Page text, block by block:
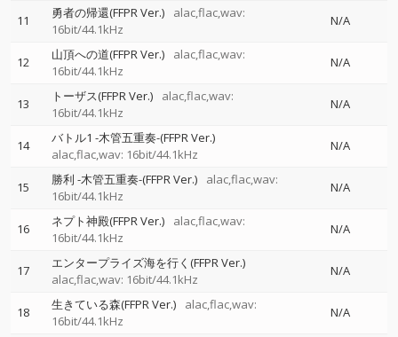
11 勇者の帰還(FFPR Ver.)
alac,flac,wav:
16bit/44.1kHz
N/A
12 山頂への道(FFPR Ver.)
alac,flac,wav:
16bit/44.1kHz
N/A
13 トーザス(FFPR Ver.)
alac,flac,wav:
16bit/44.1kHz
N/A
14
バトル1 -木管五重奏-(FFPR Ver.)
alac,flac,wav: 16bit/44.1kHz
N/A
15 勝利 -木管五重奏-(FFPR Ver.)
alac,flac,wav:
16bit/44.1kHz
N/A
16 ネプト神殿(FFPR Ver.)
alac,flac,wav:
16bit/44.1kHz
N/A
17
エンタープライズ海を行く(FFPR Ver.)
alac,flac,wav: 16bit/44.1kHz
N/A
18 生きている森(FFPR Ver.)
alac,flac,wav:
16bit/44.1kHz
N/A